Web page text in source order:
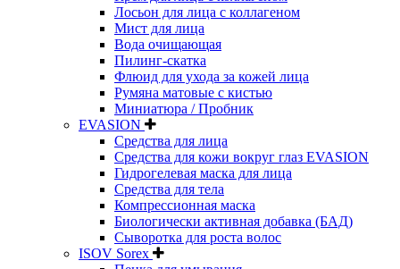
Лосьон для лица с коллагеном
Мист для лица
Вода очищающая
Пилинг-скатка
Флюид для ухода за кожей лица
Румяна матовые с кистью
Миниатюра / Пробник
EVASION
Средства для лица
Средства для кожи вокруг глаз EVASION
Гидрогелевая маска для лица
Средства для тела
Компрессионная маска
Биологически активная добавка (БАД)
Сыворотка для роста волос
ISOV Sorex